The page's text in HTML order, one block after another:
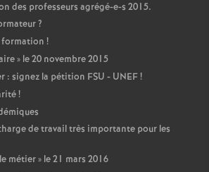
des professeurs agrégé-e-s 2015.
?
!
» le 20 novembre 2015
: signez la pétition FSU - UNEF!
!
de travail très importante pour les
métier» le 21 mars 2016